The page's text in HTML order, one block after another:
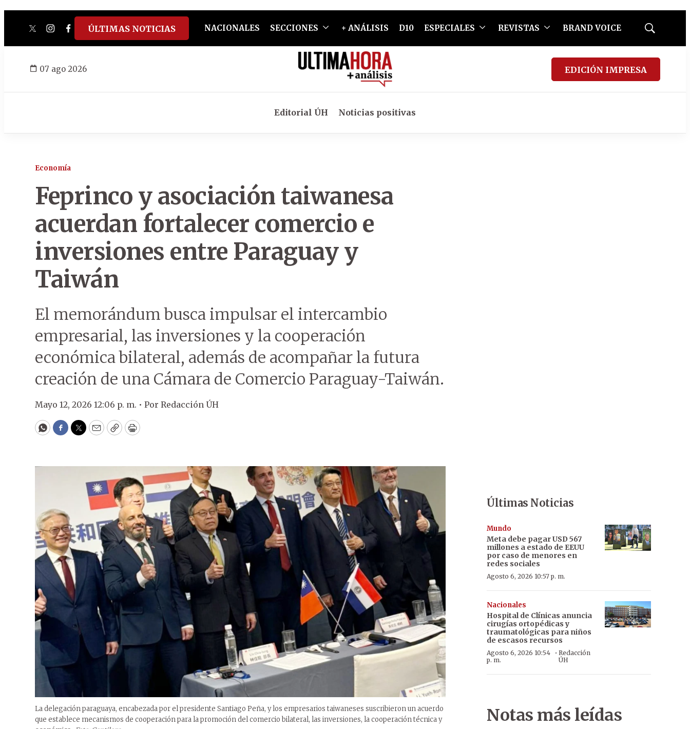
twitterinstagram
facebook
tiktokyoutube
spotify
ÚLTIMAS NOTICIAS NACIONALES SECCIONES + ANÁLISIS D10 ESPECIALES REVISTAS BRAND VOICE
Mostrar
07 ago 2026 EDICIÓN IMPRESA
Editorial ÚH Noticias positivas
Economía
Feprinco y asociación taiwanesa
acuerdan fortalecer comercio e
inversiones entre Paraguay y
Taiwán
El memorándum busca impulsar el intercambio
empresarial, las inversiones y la cooperación
económica bilateral, además de acompañar la futura
creación de una Cámara de Comercio Paraguay-Taiwán.
Mayo 12, 2026 12:06 p. m. • Por Redacción ÚH
WhatsApp
Facebook
Twitter
EmailCopyPrint
La delegación paraguaya, encabezada por el presidente Santiago Peña, y los empresarios taiwaneses suscribieron un acuerdo
que establece mecanismos de cooperación para la promoción del comercio bilateral, las inversiones, la cooperación técnica y
Últimas Noticias
Mundo
Meta debe pagar USD 567
millones a estado de EEUU
por caso de menores en
redes sociales
Agosto 6, 2026 10:57 p. m.
Nacionales
Hospital de Clínicas anuncia
cirugías ortopédicas y
traumatológicas para niños
de escasos recursos
Agosto 6, 2026 10:54
p. m.
· Redacción
ÚH
Notas más leídas